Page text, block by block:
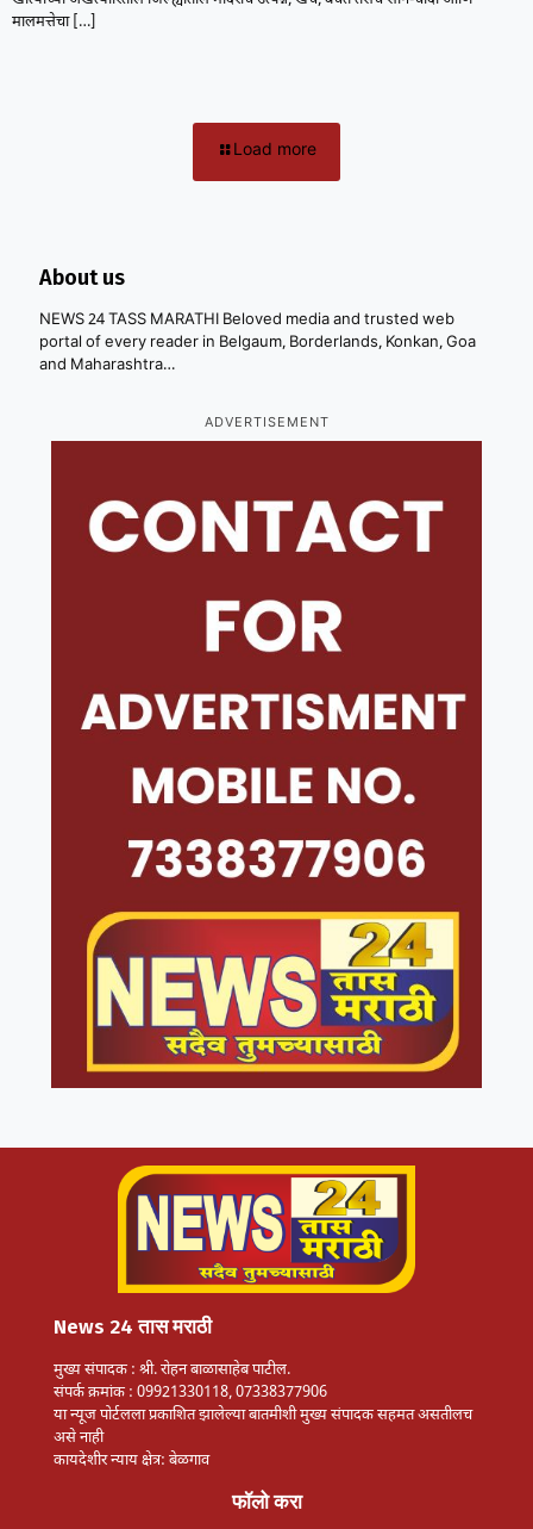
मालमत्तेचा[…]
Load more
About us
NEWS 24 TASS MARATHI Beloved media and trusted web
portal of every reader in Belgaum, Borderlands, Konkan, Goa
and Maharashtra…
ADVERTISEMENT
News 24 तास मराठी
मुख्य संपादक : श्री. रोहन बाळासाहेब पाटील.
संपर्क क्रमांक : 09921330118, 07338377906
या न्यूज पोर्टलला प्रकाशित झालेल्या बातमीशी मुख्य संपादक सहमत असतीलच
असे नाही
कायदेशीर न्याय क्षेत्र: बेळगाव
फॉलो करा